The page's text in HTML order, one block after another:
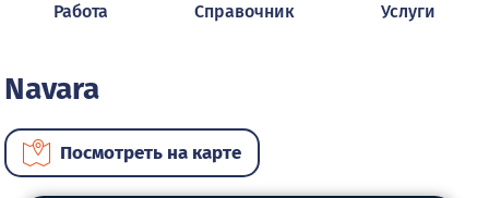
Работа Справочник Услуги
Navara
Посмотреть на карте